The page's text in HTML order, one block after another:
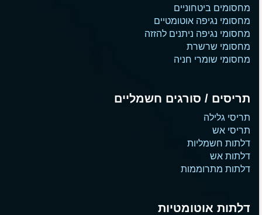
מחסומים ביטחוניים
מחסומי נגיפה אוטומטיים
מחסומי נגיפה ניתנים להזזה
מחסומי שרשרת
מחסומי שומרי חניה
תריסים / סורגים חשמליים
תריסי גלילה
תריסי אש
דלתות חשמליות
דלתות אש
דלתות מתרוממות
דלתות אוטומטיות